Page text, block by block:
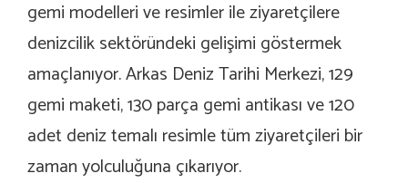
gemi modelleri ve resimler ile ziyaretçilere
denizcilik sektöründeki gelişimi göstermek
amaçlanıyor. Arkas Deniz Tarihi Merkezi, 129
gemi maketi, 130 parça gemi antikası ve 120
adet deniz temalı resimle tüm ziyaretçileri bir
zaman yolculuğuna çıkarıyor.